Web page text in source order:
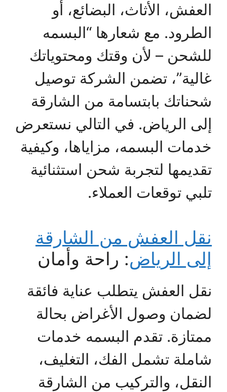
العفش، الأثاث، البضائع، أو
الطرود. مع شعارها “البسمه
للشحن – لأن وقتك ومحتوياتك
غالية”، تضمن الشركة توصيل
شحناتك بابتسامة من الشارقة
إلى الرياض. في التالي نستعرض
خدمات البسمه، مزاياها، وكيفية
تقديمها لتجربة شحن استثنائية
تلبي توقعات العملاء.
نقل العفش من الشارقة
إلى الرياض: راحة وأمان
نقل العفش يتطلب عناية فائقة
لضمان وصول الأغراض بحالة
ممتازة. تقدم البسمه خدمات
شاملة تشمل الفك، التغليف،
النقل، والتركيب من الشارقة